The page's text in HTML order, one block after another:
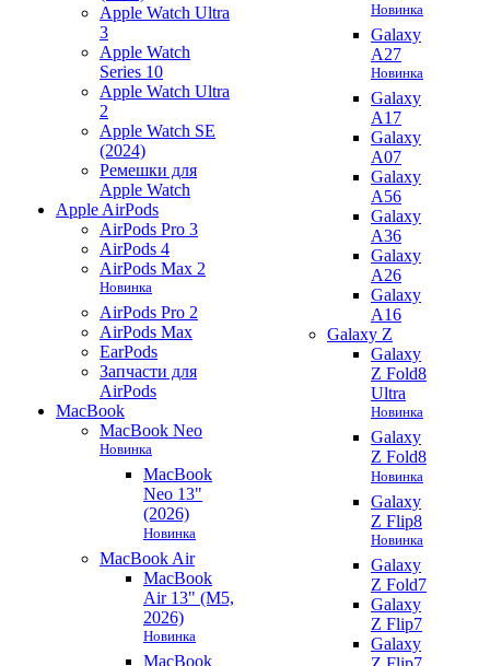
Apple Watch Ultra
3
Apple Watch
Series 10
Apple Watch Ultra
2
Apple Watch SE
(2024)
Ремешки для
Apple Watch
Apple AirPods
AirPods Pro 3
AirPods 4
AirPods Max 2
Новинка
AirPods Pro 2
AirPods Max
EarPods
Запчасти для
AirPods
MacBook
MacBook Neo
Новинка
MacBook
Neo 13"
(2026)
Новинка
MacBook Air
MacBook
Air 13" (M5,
2026)
Новинка
MacBook
Новинка
Galaxy
A27
Новинка
Galaxy
A17
Galaxy
A07
Galaxy
A56
Galaxy
A36
Galaxy
A26
Galaxy
A16
Galaxy Z
Galaxy
Z Fold8
Ultra
Новинка
Galaxy
Z Fold8
Новинка
Galaxy
Z Flip8
Новинка
Galaxy
Z Fold7
Galaxy
Z Flip7
Galaxy